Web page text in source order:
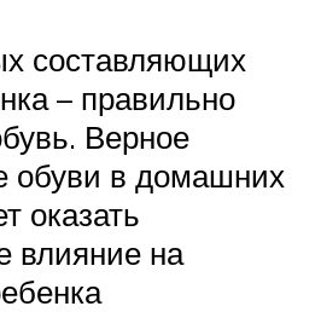
составляющих
– правильно
Верное
обуви в домашних
оказать
влияние на